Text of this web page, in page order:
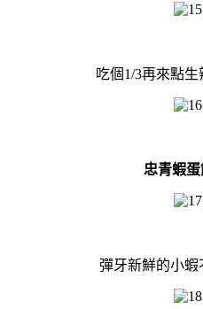
吃個1/3再來點
忠青蝦蛋
彈牙新鮮的小